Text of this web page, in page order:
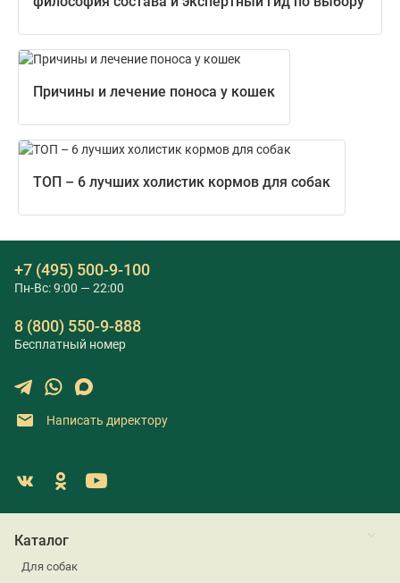
Причины и лечение поноса у кошек
ТОП – 6 лучших холистик кормов для собак
+7 (495) 500-9-100
Пн-Вс: 9:00 — 22:00
8 (800) 550-9-888
Бесплатный номер
Написать директору
Каталог
Для собак